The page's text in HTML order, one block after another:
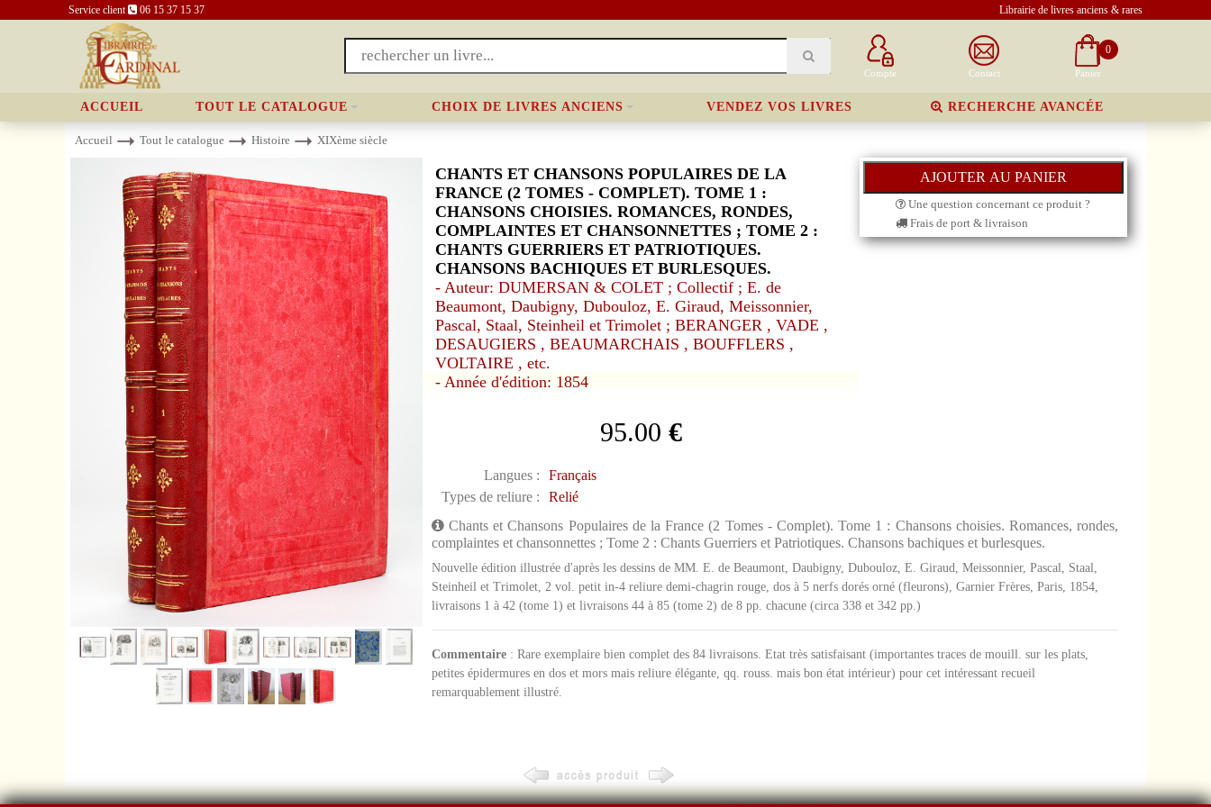
Service client 06 15 37 15 37 Librairie de livres anciens & rares
Compte Contact
0
Panier
ACCUEIL TOUT LE CATALOGUE CHOIX DE LIVRES ANCIENS VENDEZ VOS LIVRES RECHERCHE AVANCÉE
Accueil Tout le catalogue Histoire XIXème siècle
CHANTS ET CHANSONS POPULAIRES DE LA
FRANCE (2 TOMES - COMPLET). TOME 1 :
CHANSONS CHOISIES. ROMANCES, RONDES,
COMPLAINTES ET CHANSONNETTES ; TOME 2 :
CHANTS GUERRIERS ET PATRIOTIQUES.
CHANSONS BACHIQUES ET BURLESQUES.
- Auteur: DUMERSAN & COLET ; Collectif ; E. de
Beaumont, Daubigny, Dubouloz, E. Giraud, Meissonnier,
Pascal, Staal, Steinheil et Trimolet ; BERANGER , VADE ,
DESAUGIERS , BEAUMARCHAIS , BOUFFLERS ,
VOLTAIRE , etc.
- Année d'édition: 1854
95.00 €
Langues :
Français
Types de reliure :
Relié
Une question concernant ce produit ?
Frais de port & livraison
Chants et Chansons Populaires de la France (2 Tomes - Complet). Tome 1 : Chansons choisies. Romances, rondes,
complaintes et chansonnettes ; Tome 2 : Chants Guerriers et Patriotiques. Chansons bachiques et burlesques.
Nouvelle édition illustrée d'après les dessins de MM. E. de Beaumont, Daubigny, Dubouloz, E. Giraud, Meissonnier, Pascal, Staal,
Steinheil et Trimolet, 2 vol. petit in-4 reliure demi-chagrin rouge, dos à 5 nerfs dorés orné (fleurons), Garnier Frères, Paris, 1854,
livraisons 1 à 42 (tome 1) et livraisons 44 à 85 (tome 2) de 8 pp. chacune (circa 338 et 342 pp.)
Commentaire: Rare exemplaire bien complet des 84 livraisons. Etat très satisfaisant (importantes traces de mouill. sur les plats,
petites épidermures en dos et mors mais reliure élégante, qq. rouss. mais bon état intérieur) pour cet intéressant recueil
remarquablement illustré.